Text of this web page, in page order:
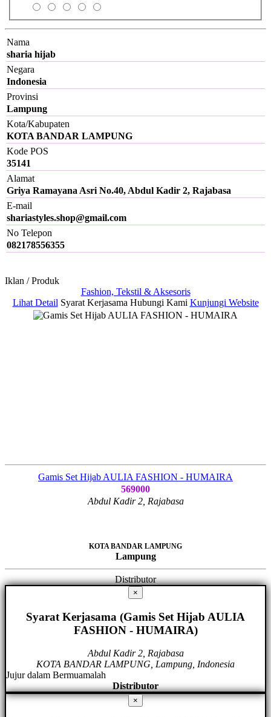
Nama
sharia hijab
Negara
Indonesia
Provinsi
Lampung
Kota/Kabupaten
KOTA BANDAR LAMPUNG
Kode POS
35141
Alamat
Griya Ramayana Asri No.40, Abdul Kadir 2, Rajabasa
E-mail
shariastyles.shop@gmail.com
No Telepon
082178556355
Iklan / Produk
Fashion, Tekstil & Aksesoris
Lihat Detail Syarat Kerjasama Hubungi Kami Kunjungi Website
Gamis Set Hijab AULIA FASHION - HUMAIRA
569000
Abdul Kadir 2, Rajabasa
KOTA BANDAR LAMPUNG
Lampung
Distributor
×
Syarat Kerjasama (Gamis Set Hijab AULIA
FASHION - HUMAIRA)
Abdul Kadir 2, Rajabasa
KOTA BANDAR LAMPUNG, Lampung, Indonesia
Jujur dalam Bermuamalah
Distributor
×